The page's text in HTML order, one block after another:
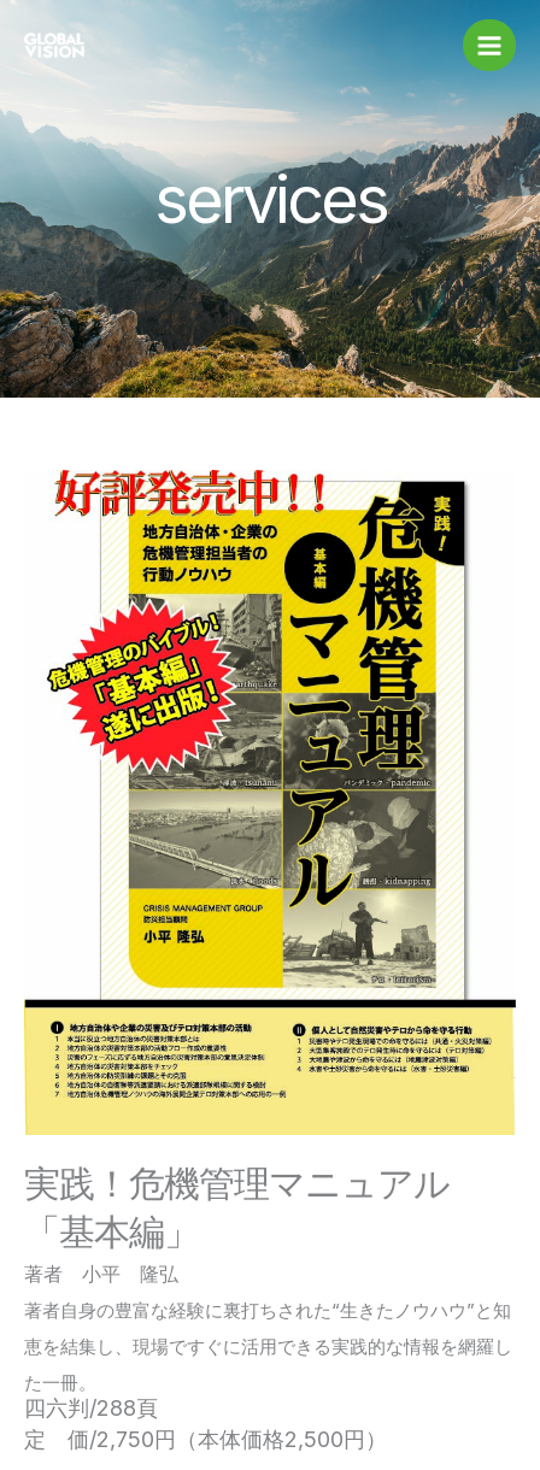
services
実践！危機管理マニュアル
「基本編」
著者 小平 隆弘
著者自身の豊富な経験に裏打ちされた“生きたノウハウ”と知
恵を結集し、現場ですぐに活用できる実践的な情報を網羅し
た一冊。
四六判/288頁
定 価/2,750円（本体価格2,500円）